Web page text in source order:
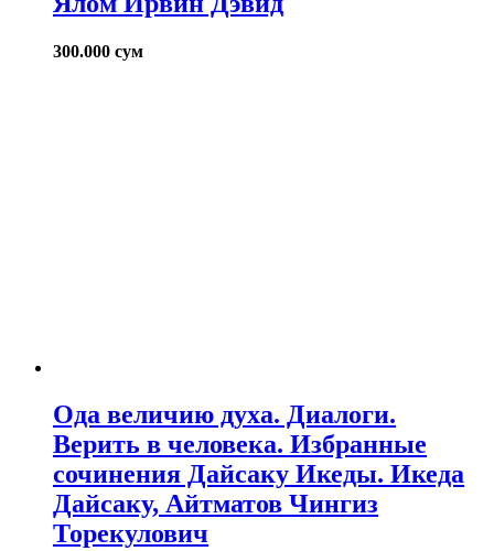
300.000 сум
Ода величию духа. Диалоги.
Верить в человека. Избранные
сочинения Дайсаку Икеды. Икеда
Дайсаку, Айтматов Чингиз
Торекулович